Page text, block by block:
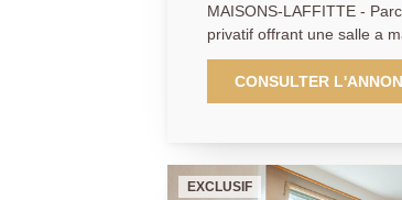
MAISONS-LAFFITTE -
privatif offrant une salle a manger avec cuisine US - salon télé - 2
chambres et salle de
prestations actuelles de
01.39.62.04.04
CONSULTER
EXCLUSIF